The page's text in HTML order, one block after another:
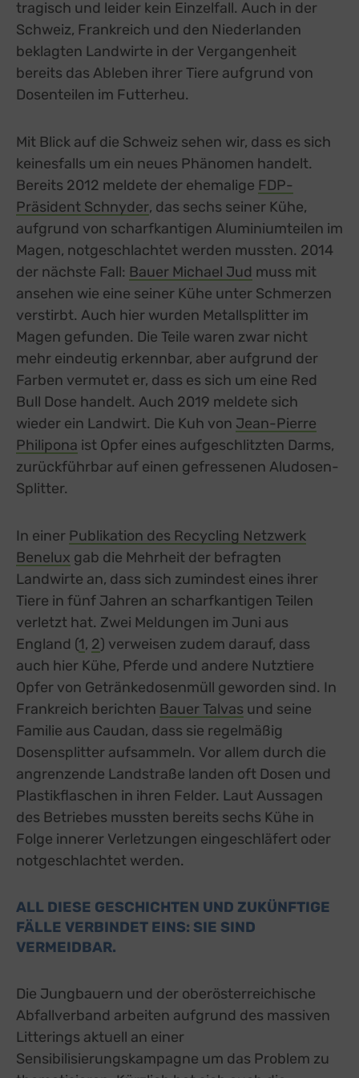
tragisch und leider kein Einzelfall. Auch in der
Schweiz, Frankreich und den Niederlanden
beklagten Landwirte in der Vergangenheit
bereits das Ableben ihrer Tiere aufgrund von
Dosenteilen im Futterheu.
Mit Blick auf die Schweiz sehen wir, dass es sich
keinesfalls um ein neues Phänomen handelt.
Bereits 2012 meldete der ehemalige FDP-
Präsident Schnyderexternal link, opens in a new
, das sechs seiner Kühe,
aufgrund von scharfkantigen Aluminiumteilen im
Magen, notgeschlachtet werden mussten. 2014
der nächste Fall: Bauer Michael Jud external link,
muss mit
ansehen wie eine seiner Kühe unter Schmerzen
verstirbt. Auch hier wurden Metallsplitter im
Magen gefunden. Die Teile waren zwar nicht
mehr eindeutig erkennbar, aber aufgrund der
Farben vermutet er, dass es sich um eine Red
Bull Dose handelt. Auch 2019 meldete sich
wieder ein Landwirt. Die Kuh von Jean-Pierre
Philipona external link, opens in a new tab
ist Opfer eines aufgeschlitzten Darms,
zurückführbar auf einen gefressenen Aludosen-
Splitter.
In einer Publikation des Recycling Netzwerk
Benelux external link, opens in a new tab
gab die Mehrheit der befragten
Landwirte an, dass sich zumindest eines ihrer
Tiere in fünf Jahren an scharfkantigen Teilen
verletzt hat. Zwei Meldungen im Juni aus
England (1external link, opens in a new tab
, 2external link, opens in a new tab
) verweisen zudem darauf, dass
auch hier Kühe, Pferde und andere Nutztiere
Opfer von Getränkedosenmüll geworden sind. In
Frankreich berichten Bauer Talvas external link,
und seine
Familie aus Caudan, dass sie regelmäßig
Dosensplitter aufsammeln. Vor allem durch die
angrenzende Landstraße landen oft Dosen und
Plastikflaschen in ihren Felder. Laut Aussagen
des Betriebes mussten bereits sechs Kühe in
Folge innerer Verletzungen eingeschläfert oder
notgeschlachtet werden.
ALL DIESE GESCHICHTEN UND ZUKÜNFTIGE
FÄLLE VERBINDET EINS: SIE SIND
VERMEIDBAR.
Die Jungbauern und der oberösterreichische
Abfallverband arbeiten aufgrund des massiven
Litterings aktuell an einer
Sensibilisierungskampagne um das Problem zu